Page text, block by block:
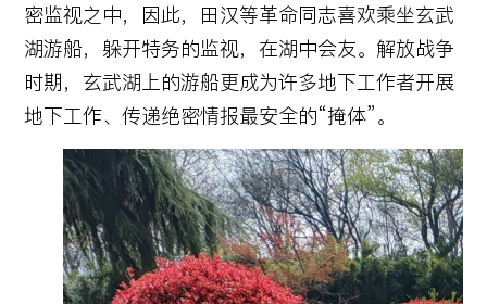
密监视之中，因此，田汉等革命同志喜欢乘坐玄武
湖游船，躲开特务的监视，在湖中会友。解放战争
时期，玄武湖上的游船更成为许多地下工作者开展
地下工作、传递绝密情报最安全的“掩体”。